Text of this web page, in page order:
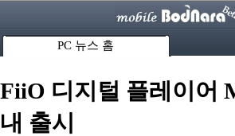
PC 뉴스 홈
FiiO 디지털 플레이어
내 출시